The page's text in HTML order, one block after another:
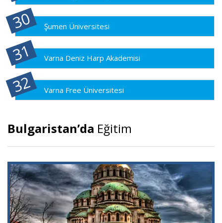
Şumen Üniversitesi
Varna Deniz Harp Akademisi
Varna Free Üniversitesi
Bulgaristan’da Eğitim